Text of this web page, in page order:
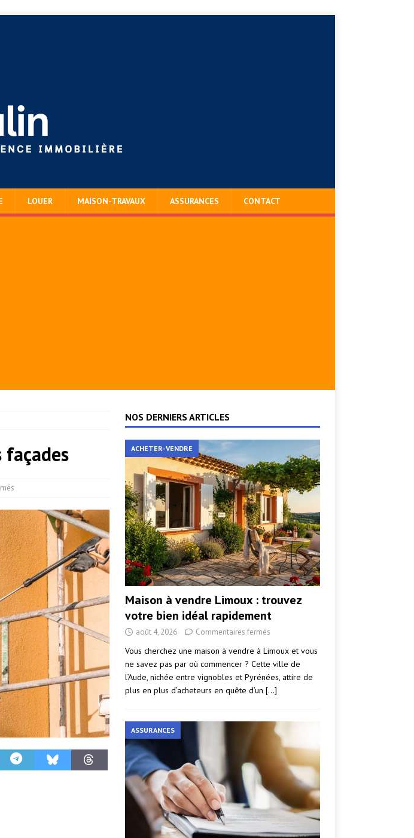
LOUER MAISON-TRAVAUX ASSURANCES CONTACT
NOS DERNIERS ARTICLES
ACHETER-VENDRE
Maison à vendre Limoux : trouvez
votre bien idéal rapidement
août 4, 2026 Commentaires fermés
Vous cherchez une maison à vendre à Limoux et vous
ne savez pas par où commencer ? Cette ville de
l’Aude, nichée entre vignobles et Pyrénées, attire de
plus en plus d’acheteurs en quête d’un […]
ASSURANCES